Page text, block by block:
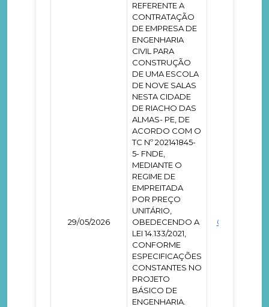
29/05/2026
REFERENTE A
CONTRATAÇÃO
DE EMPRESA DE
ENGENHARIA
CIVIL PARA
CONSTRUÇÃO
DE UMA ESCOLA
DE NOVE SALAS
NESTA CIDADE
DE RIACHO DAS
ALMAS- PE, DE
ACORDO COM O
TC Nº 202141845-
5- FNDE,
MEDIANTE O
REGIME DE
EMPREITADA
POR PREÇO
UNITÁRIO,
OBEDECENDO A
LEI 14.133/2021,
CONFORME
ESPECIFICAÇÕES
CONSTANTES NO
PROJETO
BÁSICO DE
ENGENHARIA.
0001867